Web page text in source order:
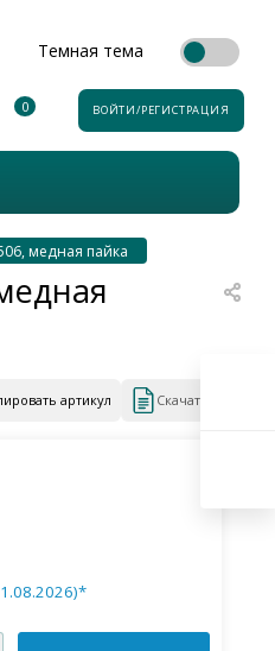
Темная тема
0 ВОЙТИ/РЕГИСТРАЦИЯ
медная пайка
артикул Скачать КП